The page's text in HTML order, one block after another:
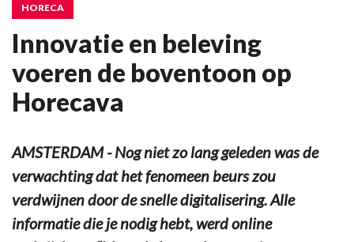
HORECA
Innovatie en beleving
voeren de boventoon op
Horecava
AMSTERDAM - Nog niet zo lang geleden was de
verwachting dat het fenomeen beurs zou
verdwijnen door de snelle digitalisering. Alle
informatie die je nodig hebt, werd online